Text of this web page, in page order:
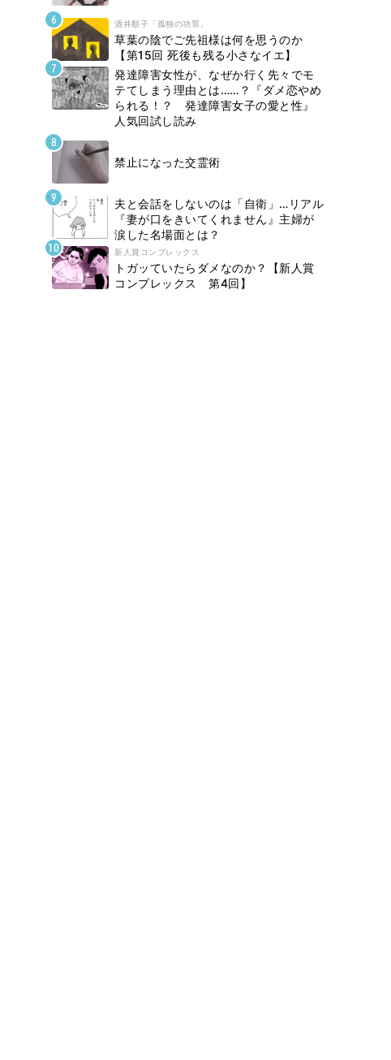
酒井順子「孤独の功罪」
草葉の陰でご先祖様は何を思うのか
【第15回 死後も残る小さなイエ】
発達障害女性が、なぜか行く先々でモ
テてしまう理由とは……？『ダメ恋やめ
られる！？ 発達障害女子の愛と性』
人気回試し読み
禁止になった交霊術
夫と会話をしないのは「自衛」…リアル
『妻が口をきいてくれません』主婦が
涙した名場面とは？
新人賞コンプレックス
トガッていたらダメなのか？【新人賞
コンプレックス 第4回】